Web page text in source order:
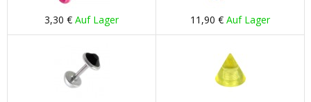
3,30 € Auf Lager 11,90 € Auf Lager